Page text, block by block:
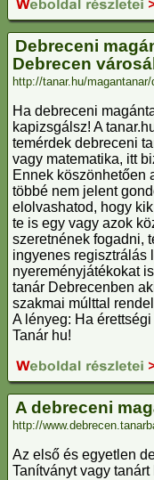
Debreceni
Debrecen
http://tanar.hu/
Ha debreceni
kapizsgálsz! A
temérdek debreceni
vagy matematika, itt
Ennek köszönhetően
többé nem jelent
elolvashatod, hogy
te is egy vagy azok
szeretnének fogadni,
ingyenes regisztrálás
nyereményjátékokat
tanár Debrecenben
szakmai múlttal
A lényeg: Ha
Tanár hu!
A debreceni
http://
Az első és egyetlen
Tanítványt vagy